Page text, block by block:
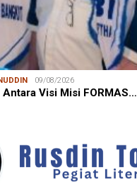
09/08/2026
Visi Misi FORMAS…